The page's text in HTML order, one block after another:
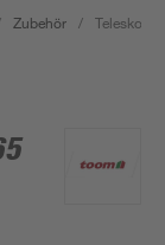
Zubehör /